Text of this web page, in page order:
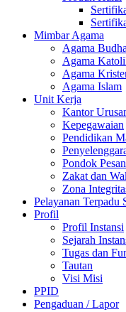
Mimbar Agama
Agama Budha
Agama
Agama
Agama Islam
Unit Kerja
Kantor
Kepegawaian
Pendidikan
Pondok
Zakat dan
Zona
Pelayanan Terpadu
Profil
Profil Instansi
Sejarah
Tugas dan
Tautan
Visi Misi
PPID
Pengaduan / Lapor